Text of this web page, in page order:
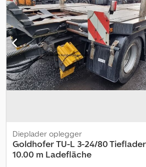
Dieplader oplegger
GoldhoferTU-L 3-24/80 Tieflader
10.00 m Ladefläche